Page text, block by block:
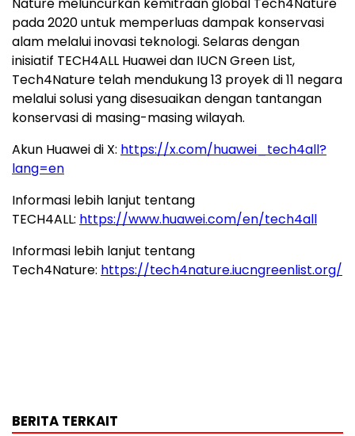
pada 2020 untuk memperluas dampak konservasi
alam melalui inovasi teknologi. Selaras dengan
inisiatif TECH4ALL Huawei dan IUCN Green List,
Tech4Nature telah mendukung 13 proyek di 11 negara
melalui solusi yang disesuaikan dengan tantangan
konservasi di masing-masing wilayah.
Akun Huawei di X: https://x.com/huawei_tech4all?
lang=en
Informasi lebih lanjut tentang
TECH4ALL: https://www.huawei.com/en/tech4all
Informasi lebih lanjut tentang
Tech4Nature: https://tech4nature.iucngreenlist.org/
BERITA TERKAIT